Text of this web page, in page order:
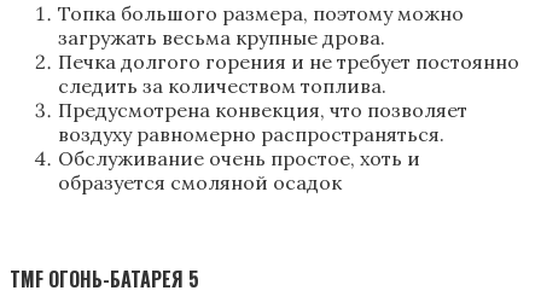
Топка большого размера, поэтому можно
загружать весьма крупные дрова.
Печка долгого горения и не требует постоянно
следить за количеством топлива.
Предусмотрена конвекция, что позволяет
воздуху равномерно распространяться.
Обслуживание очень простое, хоть и
образуется смоляной осадок
TMF ОГОНЬ-БАТАРЕЯ 5